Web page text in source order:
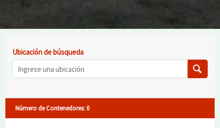
Ubicación de búsqueda
Número de Contenedores:0